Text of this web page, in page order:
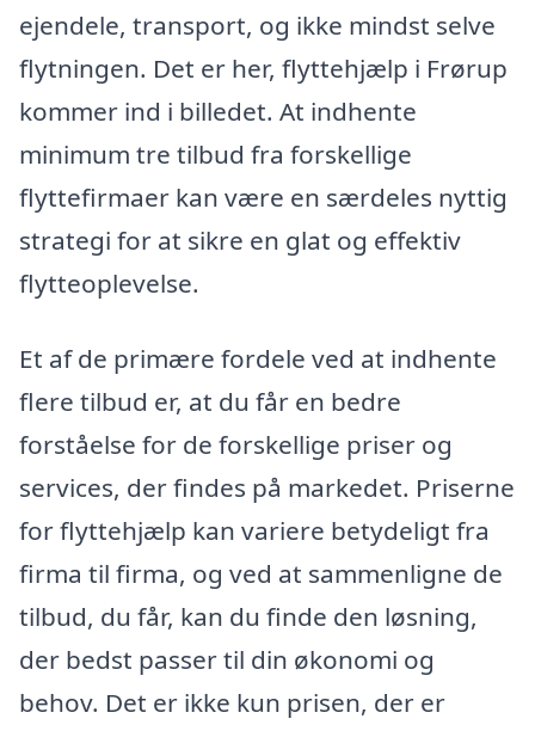
ejendele, transport, og ikke mindst selve
flytningen. Det er her, flyttehjælp i Frørup
kommer ind i billedet. At indhente
minimum tre tilbud fra forskellige
flyttefirmaer kan være en særdeles nyttig
strategi for at sikre en glat og effektiv
flytteoplevelse.
Et af de primære fordele ved at indhente
flere tilbud er, at du får en bedre
forståelse for de forskellige priser og
services, der findes på markedet. Priserne
for flyttehjælp kan variere betydeligt fra
firma til firma, og ved at sammenligne de
tilbud, du får, kan du finde den løsning,
der bedst passer til din økonomi og
behov. Det er ikke kun prisen, der er